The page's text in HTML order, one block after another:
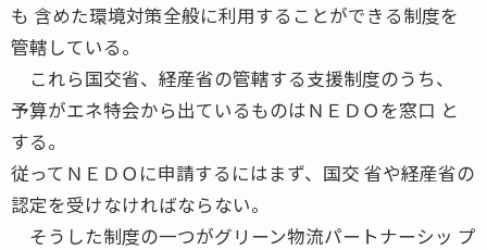
も 含めた環境対策全般に利用することができる制度を
管轄している。
これら国交省、経産省の管轄する支援制度のうち、
予算がエネ特会から出ているものはＮＥＤＯを窓口 と
する。
従ってＮＥＤＯに申請するにはまず、国交 省や経産省の
認定を受けなければならない。
そうした制度の一つがグリーン物流パートナーシッ プ